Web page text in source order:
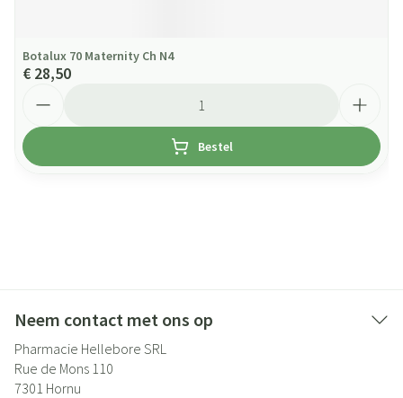
Botalux 70 Maternity Ch N4
€ 28,50
Bestel
Neem contact met ons op
Pharmacie Hellebore SRL
Rue de Mons 110
7301 Hornu